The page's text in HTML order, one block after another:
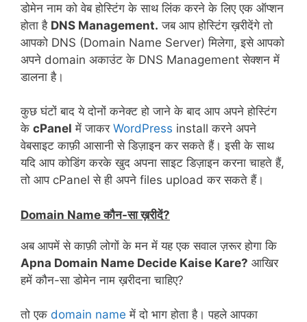
डोमेन नाम को वेब होस्टिंग के साथ लिंक करने के लिए एक ऑप्शन
होता है DNS Management. जब आप होस्टिंग ख़रीदेंगे तो
आपको DNS (Domain Name Server) मिलेगा, इसे आपको
अपने domain अकाउंट के DNS Management सेक्शन में
डालना है।
कुछ घंटों बाद ये दोनों कनेक्ट हो जाने के बाद आप अपने होस्टिंग
के cPanel में जाकर WordPress install करने अपने
वेबसाइट काफ़ी आसानी से डिज़ाइन कर सकते हैं। इसी के साथ
यदि आप कोडिंग करके खुद अपना साइट डिज़ाइन करना चाहते हैं,
तो आप cPanel से ही अपने files upload कर सकते हैं।
Domain Name कौन-सा ख़रीदें?
अब आपमें से काफ़ी लोगों के मन में यह एक सवाल ज़रूर होगा कि
Apna Domain Name Decide Kaise Kare? आखिर
हमें कौन-सा डोमेन नाम ख़रीदना चाहिए?
तो एक domain name में दो भाग होता है। पहले आपका